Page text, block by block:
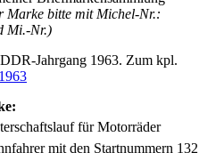
Marke bitte mit Michel-Nr.:
Mi.-Nr.)
Jahrgang 1963. Zum kpl.
für Motorräder
mit den Startnummern 132